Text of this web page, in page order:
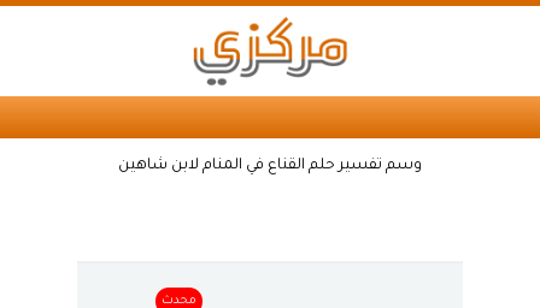
وسم تفسير حلم القناع في المنام لابن شاهين
محدث